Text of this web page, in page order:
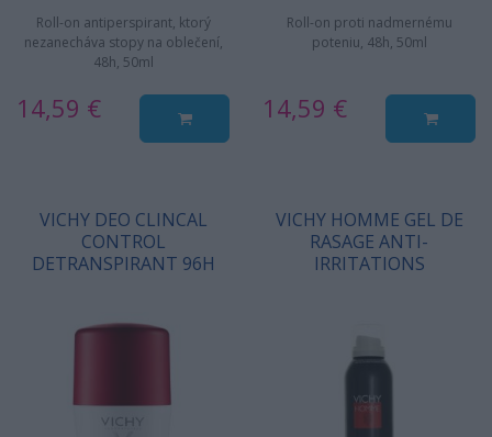
Roll-on antiperspirant, ktorý
nezanecháva stopy na oblečení,
48h, 50ml
14,59 €
Roll-on proti nadmernému
poteniu, 48h, 50ml
14,59 €
VICHY DEO CLINCAL
CONTROL
DETRANSPIRANT 96H
VICHY HOMME GEL DE
RASAGE ANTI-
IRRITATIONS